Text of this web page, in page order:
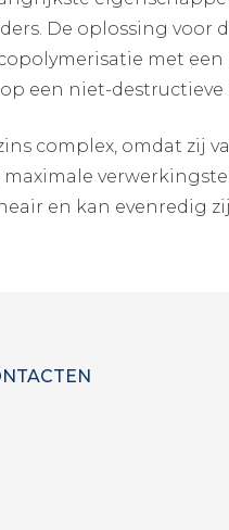
De oplossing
met
een niet-destructieve
complex, omdat zij
en kan evenredig